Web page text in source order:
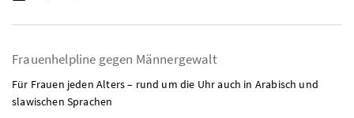
Frauenhelpline gegen Männergewalt
Für Frauen jeden Alters – rund um die Uhr auch in Arabisch und
slawischen Sprachen